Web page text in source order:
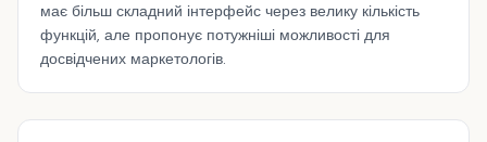
має більш складний інтерфейс через велику кількість
функцій, але пропонує потужніші можливості для
досвідчених маркетологів.